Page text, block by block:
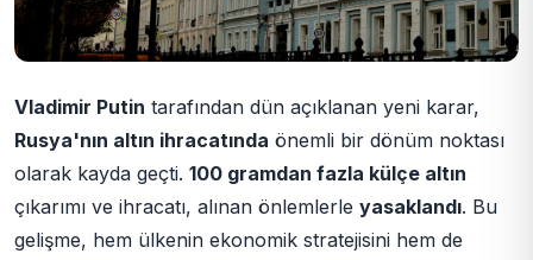
Vladimir Putin tarafından dün açıklanan yeni karar,
Rusya'nın altın ihracatında önemli bir dönüm noktası
olarak kayda geçti. 100 gramdan fazla külçe altın
çıkarımı ve ihracatı, alınan önlemlerle yasaklandı. Bu
gelişme, hem ülkenin ekonomik stratejisini hem de